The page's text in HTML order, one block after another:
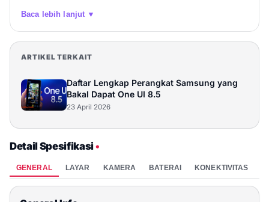
Baca lebih lanjut ▼
ARTIKEL TERKAIT
Daftar Lengkap Perangkat Samsung yang
Bakal Dapat One UI 8.5
23 April 2026
Detail Spesifikasi•
GENERAL LAYAR KAMERA BATERAI KONEKTIVITAS